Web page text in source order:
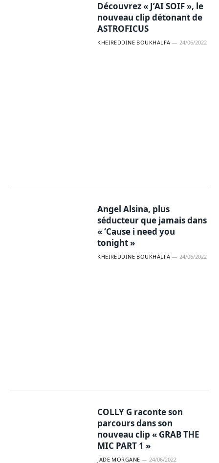
Découvrez « J’AI SOIF », le
nouveau clip détonant de
ASTROFICUS
KHEIREDDINE BOUKHALFA 24/06/2022
Angel Alsina, plus
séducteur que jamais dans
« ‘Cause i need you
tonight »
KHEIREDDINE BOUKHALFA 24/06/2022
COLLY G raconte son
parcours dans son
nouveau clip « GRAB THE
MIC PART 1 »
JADE MORGANE 24/06/2022